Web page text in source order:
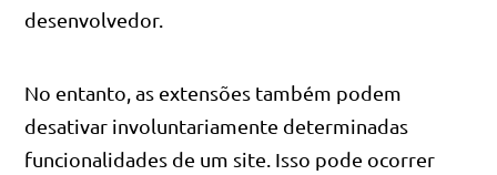
desenvolvedor.
No entanto, as extensões também podem
desativar involuntariamente determinadas
funcionalidades de um site. Isso pode ocorrer